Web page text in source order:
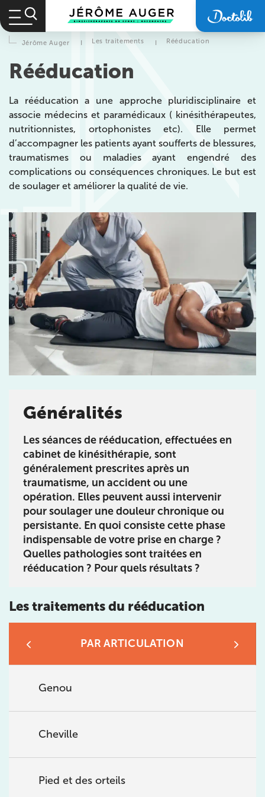
Jérôme Auger I Les traitements I Rééducation
Rééducation
La rééducation a une approche pluridisciplinaire et
associe médecins et paramédicaux ( kinésithérapeutes,
nutritionnistes, ortophonistes etc). Elle permet
d’accompagner les patients ayant soufferts de blessures,
traumatismes ou maladies ayant engendré des
complications ou conséquences chroniques. Le but est
de soulager et améliorer la qualité de vie.
Généralités
Les séances de rééducation, effectuées en
cabinet de kinésithérapie, sont
généralement prescrites après un
traumatisme, un accident ou une
opération. Elles peuvent aussi intervenir
pour soulager une douleur chronique ou
persistante. En quoi consiste cette phase
indispensable de votre prise en charge ?
Quelles pathologies sont traitées en
rééducation ? Pour quels résultats ?
Les traitements du rééducation
PAR ARTICULATION
Genou
Cheville
Pied et des orteils
Prendre rendez-vous
avec les équipes
de Jérôme Auger
Bénéficiez de l’expertise de Jérôme Augeren
prenant rendez-vous avecses équipesdans votre
cabinetIK – Institut Kinésithérapiele plus proche
de chez vous ou chezKOSS, votre allié sport du
quotidien.
8 Av. de Camoens 75116 Paris
01 42 15 22 46
75015 Paris